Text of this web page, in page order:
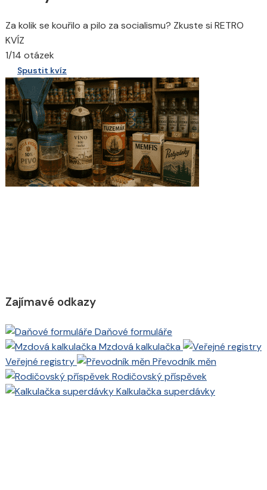
Za kolik se kouřilo a pilo za socialismu? Zkuste si RETRO
KVÍZ
1/14 otázek
Spustit kvíz
Zajímavé odkazy
Daňové formuláře
Mzdová kalkulačka
Veřejné registry
Převodník měn
Rodičovský příspěvek
Kalkulačka superdávky